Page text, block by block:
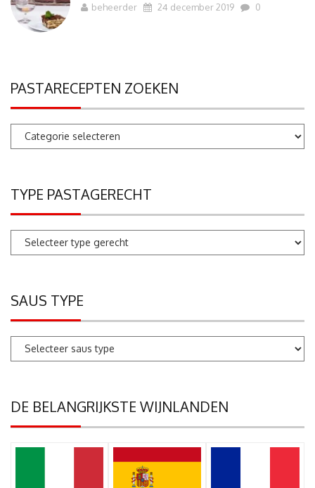
beheerder 24 december 2019 0
PASTARECEPTEN ZOEKEN
Pastarecepten
zoeken
TYPE PASTAGERECHT
SAUS TYPE
DE BELANGRIJKSTE WIJNLANDEN